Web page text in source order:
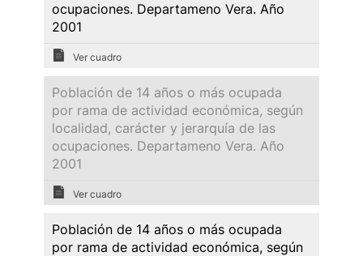
ocupaciones. Departameno Vera. Año
2001
Ver cuadro
Población de 14 años o más ocupada
por rama de actividad económica, según
localidad, carácter y jerarquía de las
ocupaciones. Departameno Vera. Año
2001
Ver cuadro
Población de 14 años o más ocupada
por rama de actividad económica, según